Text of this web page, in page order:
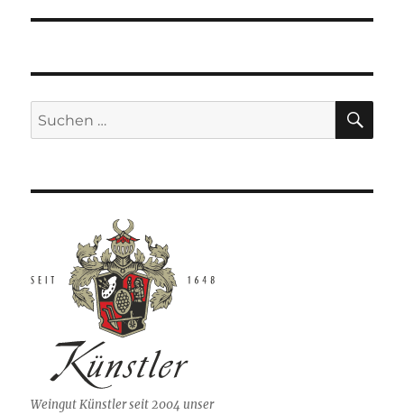
Suche
nach:
Weingut Künstler seit 2004 unser